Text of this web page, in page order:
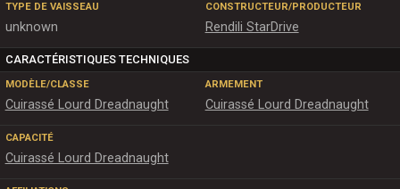
TYPE DE VAISSEAU
unknown
CONSTRUCTEUR/PRODUCTEUR
Rendili StarDrive
CARACTÉRISTIQUES TECHNIQUES
MODÈLE/CLASSE
Cuirassé Lourd Dreadnaught
ARMEMENT
Cuirassé Lourd Dreadnaught
CAPACITÉ
Cuirassé Lourd Dreadnaught